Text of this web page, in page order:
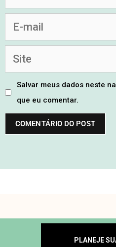
Salvar meus dados neste
que eu comentar.
PLANEJE